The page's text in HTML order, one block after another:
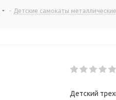
- Детские самокаты металлические
Детский